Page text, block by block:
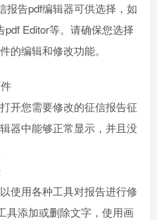
报告pdf编辑器可供选择，如
Editor等。请确保您选择
的编辑和修改功能。
开您需要修改的征信报告征
器中能够正常显示，并且没
使用各种工具对报告进行修
具添加或删除文字，使用画